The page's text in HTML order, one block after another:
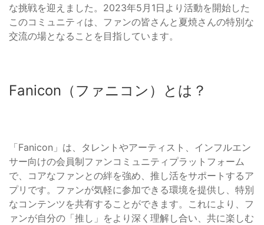
な挑戦を迎えました。2023年5月1日より活動を開始した
このコミュニティは、ファンの皆さんと夏焼さんの特別な
交流の場となることを目指しています。
Fanicon（ファニコン）とは？
「Fanicon」は、タレントやアーティスト、インフルエン
サー向けの会員制ファンコミュニティプラットフォーム
で、コアなファンとの絆を強め、推し活をサポートするア
プリです。ファンが気軽に参加できる環境を提供し、特別
なコンテンツを共有することができます。これにより、フ
ァンが自分の「推し」をより深く理解し合い、共に楽しむ